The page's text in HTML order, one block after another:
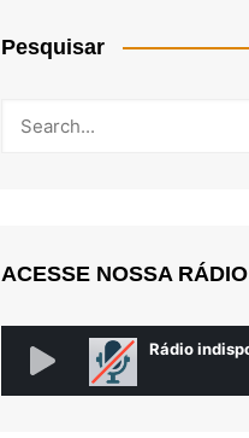
Pesquisar
ACESSE NOSSA RÁDIO